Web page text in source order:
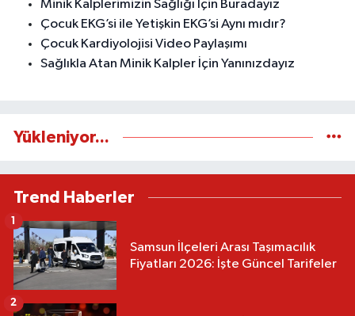
Minik Kalplerimizin Sağlığı İçin Buradayız
Çocuk EKG’si ile Yetişkin EKG’si Aynı mıdır?
Çocuk Kardiyolojisi Video Paylaşımı
Sağlıkla Atan Minik Kalpler İçin Yanınızdayız
Yükleniyor...
Trend Haberler
Samsun İlçeleri Arası Taşımacılık
Fiyatları 2026: İşte Güncel Tarifeler
1
2